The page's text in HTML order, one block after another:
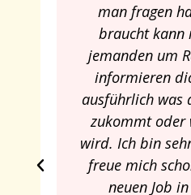
man fragen
braucht kann
jemanden um
informieren
ausführlich was
zukommt oder
wird. Ich bin
freue mich
neuen Job